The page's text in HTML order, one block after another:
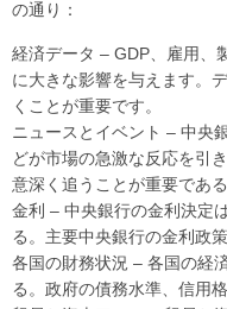
の通り：
経済データ – GDP、雇用、
に大きな影響を与えます。
くことが重要です。
ニュースとイベント – 中央
どが市場の急激な反応を引
意深く追うことが重要である
金利 – 中央銀行の金利決定
る。主要中央銀行の金利政
各国の財務状況 – 各国の経
る。政府の債務水準、信用